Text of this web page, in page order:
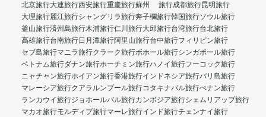
北京旅行大連旅行西安旅行重慶旅行蘇州 旅行成都旅行昆明旅行
大理旅行麗江旅行シャングリラ旅行奔子欄旅行韓国旅行ソウル旅行
釜山旅行済州島旅行木浦旅行仁川旅行大邱旅行台湾旅行台北旅行
高雄旅行台南旅行日月潭旅行阿里山旅行台中旅行フィリピン旅行
セブ島旅行マニラ旅行クラーク旅行ボホール旅行シンガポール旅行
ベトナム旅行ダナン旅行ホーチミン旅行ハノイ旅行フーコック旅行
ニャチャン旅行ホイアン旅行香港旅行インドネシア旅行バリ島旅行
マレーシア旅行クアラルンプール旅行コタキナバル旅行ぺナン旅行
ランカウイ旅行ジョホールバル旅行カンボジア旅行シェムリアップ旅行
マカオ旅行モルディブ旅行マーレ旅行インド旅行チェンナイ旅行